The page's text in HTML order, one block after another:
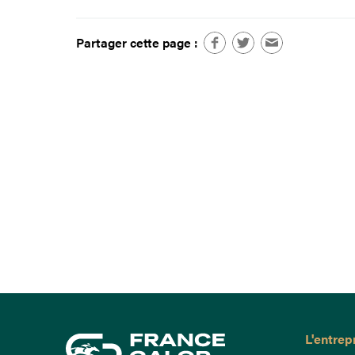
Partager cette page :